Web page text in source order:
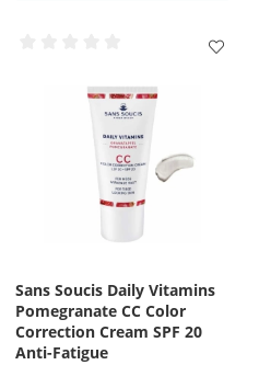
Sans Soucis Daily Vitamins
Pomegranate CC Color
Correction Cream SPF 20
Anti-Fatigue